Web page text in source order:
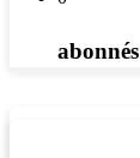
abonnés